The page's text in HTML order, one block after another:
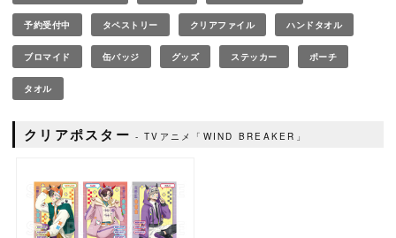
予約受付中 タペストリー クリアファイル ハンドタオル
ブロマイド 缶バッジ グッズ ステッカー ポーチ
タオル
クリアポスター TVアニメ「WIND BREAKER」